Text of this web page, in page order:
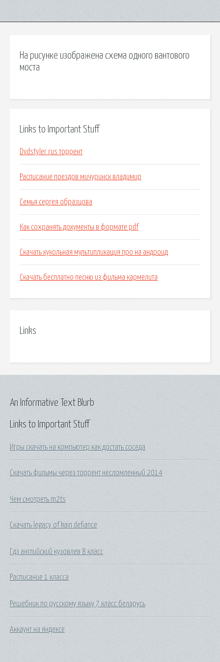
На рисунке изображена схема одного вантового
моста
Links to Important Stuff
Dvdstyler rus торрент
Расписание поездов мичуринск владимир
Семья сергея образцова
Как сохранять документы в формате pdf
Скачать кукольная мультипликация про на андроид
Скачать бесплатно песню из фильма кармелита
Links
Links to Important Stuff
Игры скачать на компьютер как достать соседа
Скачать фильмы через торрент несломленный 2014
Чем смотреть m2ts
Скачать legacy of kain defiance
Гдз английский кузовлев 8 класс
Расписание 1 класса
Решебник по русскому языку 7 класс беларусь
Аккаунт на яндексе
An Informative Text Blurb